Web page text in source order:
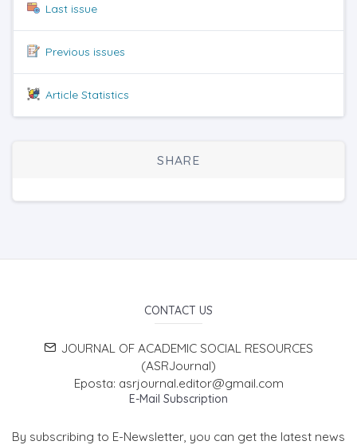
Last issue
Previous issues
Article Statistics
SHARE
CONTACT US
JOURNAL OF ACADEMIC SOCIAL RESOURCES
(ASRJournal)
Eposta: asrjournal.editor@gmail.com
E-Mail Subscription
By subscribing to E-Newsletter, you can get the latest news